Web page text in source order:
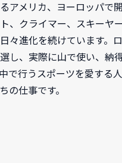
メリカ、ヨーロッパで
、クライマー、スキーヤ
々進化を続けています。
し、実際に山で使い、納
で行うスポーツを愛する
の仕事です。